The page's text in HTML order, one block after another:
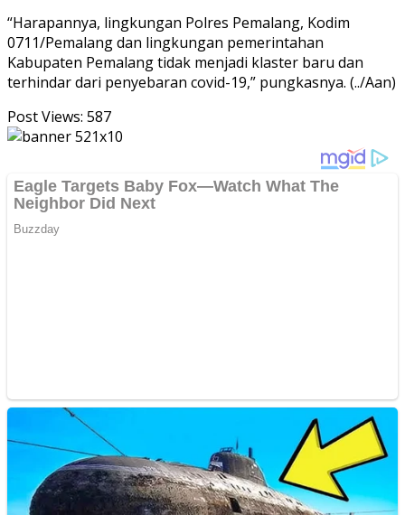
“Harapannya, lingkungan Polres Pemalang, Kodim
0711/Pemalang dan lingkungan pemerintahan
Kabupaten Pemalang tidak menjadi klaster baru dan
terhindar dari penyebaran covid-19,” pungkasnya. (../Aan)
Post Views: 587